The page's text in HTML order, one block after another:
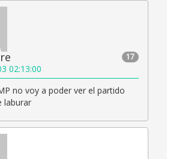
17
02:13:00
no voy a poder ver el partido
laburar